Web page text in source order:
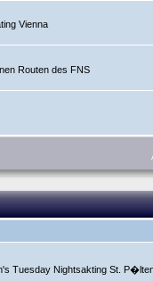
Vienna
Routen des FNS
Tuesday Nightsakting St.